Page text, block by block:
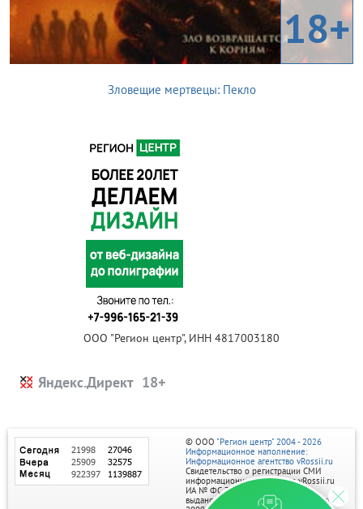
18+
Зловещие мертвецы: Пекло
ООО "Регион центр", ИНН 4817003180
Яндекс.Директ
© ООО "Регион центр" 2004 - 2026
Информационное наполнение:
Информационное агентство vRossii.ru
Свидетельство о регистрации СМИ
информационного агентства vRossii.ru
ИА № ФС 77‑35502
выдано РОСКОМНАДЗОРом 04 марта